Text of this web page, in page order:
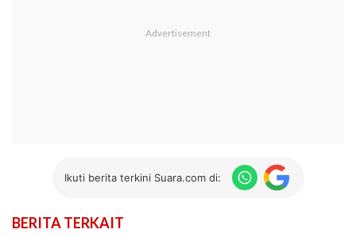
Ikuti berita terkini Suara.com di:
BERITA TERKAIT